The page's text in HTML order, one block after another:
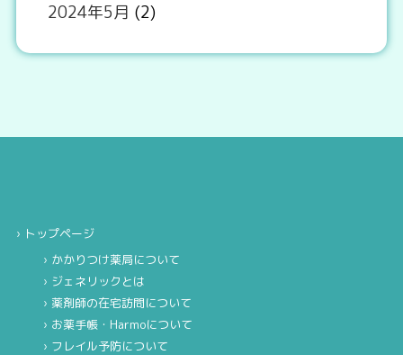
2024年5月 (2)
トップページ
かかりつけ薬局について
ジェネリックとは
薬剤師の在宅訪問について
お薬手帳・Harmoについて
フレイル予防について